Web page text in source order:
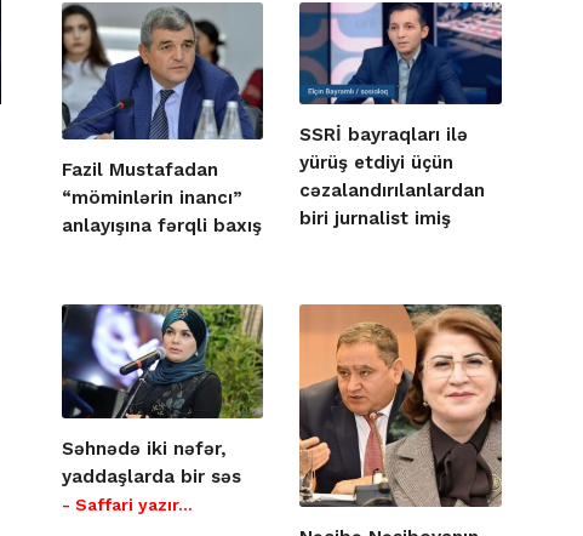
Fazil Mustafadan
“möminlərin inancı”
anlayışına fərqli baxış
SSRİ bayraqları ilə
yürüş etdiyi üçün
cəzalandırılanlardan
biri jurnalist imiş
Səhnədə iki nəfər,
yaddaşlarda bir səs
- Saffari yazır…